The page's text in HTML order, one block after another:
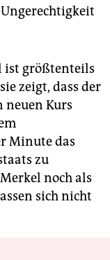
ist größtenteils
zeigt, dass der
neuen Kurs
Minute das
zu
noch als
sich nicht